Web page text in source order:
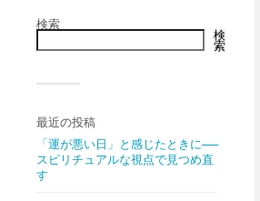
検索
検
索
最近の投稿
「運が悪い日」と感じたときに──
スピリチュアルな視点で見つめ直
す